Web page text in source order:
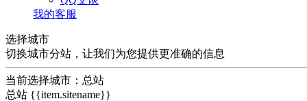
我的客服
选择城市
切换城市分站，让我们为您提供更准确的信息
当前选择城市： 总站
总站 {{item.sitename}}